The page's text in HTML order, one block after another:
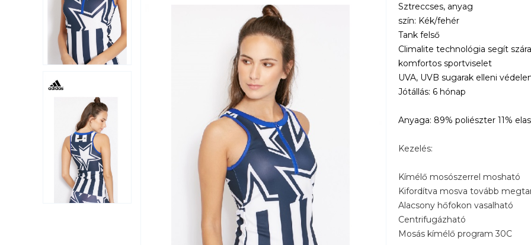
Sztreccses, anyag
szín: Kék/fehér
Tank felső
Climalite technológia segít
komfortos sportviselet
UVA, UVB sugarak elleni
Jótállás: 6 hónap
Anyaga: 89% poliészter 11%
Kezelés:
Kímélő mosószerrel mosható
Kifordítva mosva tovább
Alacsony hőfokon vasalható
Centrifugázható
Mosás kímélő program 30C